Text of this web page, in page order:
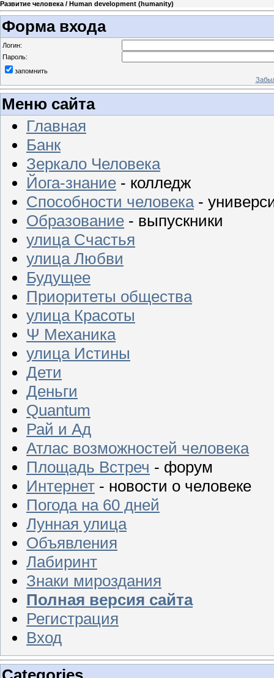
Развитие человека / Human development (humanity)
Форма входа
Логин:
Пароль:
запомнить
Меню сайта
Главная
Банк
Зеркало Человека
Йога-знание - колледж
Способности человека-
Образование - выпускники
улица Счастья
улица Любви
Будущее
Приоритеты общества
улица Красоты
Ψ Механика
улица Истины
Дети
Деньги
Quantum
Рай и Ад
Атлас возможностей человека
Площадь Встреч - форум
Интернет - новости о человеке
Погода на 60 дней
Лунная улица
Объявления
Лабиринт
Знаки мироздания
Полная версия сайта
Регистрация
Вход